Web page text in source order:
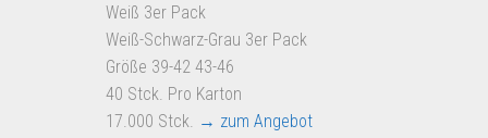
Weiß 3er Pack
Weiß-Schwarz-Grau 3er Pack
Größe 39-42 43-46
40 Stck. Pro Karton
17.000 Stck. → zum Angebot